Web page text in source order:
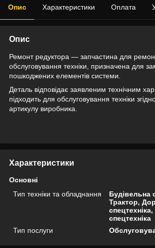
Опис Характеристики Оплата
Опис
Ремонт редуктора — запчастина для
обслуговування техніки, призначена для
пошкоджених елементів системи.
Деталь відповідає заявленим технічним
підходить для обслуговування техніки
артикулу виробника.
Характеристики
Основні
Тип техніки та обладнання
Будівельна
Трактор,
спецтехніка
Тип послуги